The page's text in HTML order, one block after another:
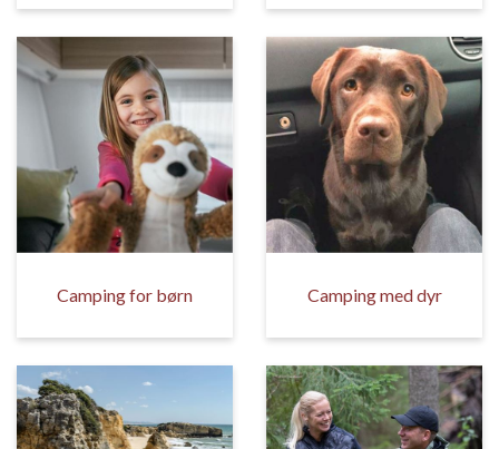
Camping for børn Camping med dyr